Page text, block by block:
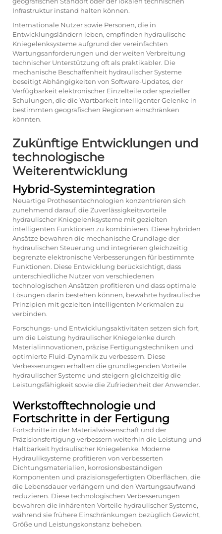
Infrastruktur instand halten können.
Internationale Nutzer sowie Personen, die in
Entwicklungsländern leben, empfinden hydraulische
Kniegelenksysteme aufgrund der vereinfachten
Wartungsanforderungen und der weiten Verbreitung
technischer Unterstützung oft als praktikabler. Die
mechanische Beschaffenheit hydraulischer Systeme
beseitigt Abhängigkeiten von Software-Updates, der
Verfügbarkeit elektronischer Einzelteile oder spezieller
Schulungen, die die Wartbarkeit intelligenter Gelenke in
bestimmten geografischen Regionen einschränken
könnten.
Zukünftige Entwicklungen und
technologische
Weiterentwicklung
Hybrid-Systemintegration
Neuartige Prothesentechnologien konzentrieren sich
zunehmend darauf, die Zuverlässigkeitsvorteile
hydraulischer Kniegelenksysteme mit gezielten
intelligenten Funktionen zu kombinieren. Diese hybriden
Ansätze bewahren die mechanische Grundlage der
hydraulischen Steuerung und integrieren gleichzeitig
begrenzte elektronische Verbesserungen für bestimmte
Funktionen. Diese Entwicklung berücksichtigt, dass
unterschiedliche Nutzer von verschiedenen
technologischen Ansätzen profitieren und dass optimale
Lösungen darin bestehen können, bewährte hydraulische
Prinzipien mit gezielten intelligenten Merkmalen zu
verbinden.
Forschungs- und Entwicklungsaktivitäten setzen sich fort,
um die Leistung hydraulischer Kniegelenke durch
Materialinnovationen, präzise Fertigungstechniken und
optimierte Fluid-Dynamik zu verbessern. Diese
Verbesserungen erhalten die grundlegenden Vorteile
hydraulischer Systeme und steigern gleichzeitig die
Leistungsfähigkeit sowie die Zufriedenheit der Anwender.
Werkstofftechnologie und
Fortschritte in der Fertigung
Fortschritte in der Materialwissenschaft und der
Präzisionsfertigung verbessern weiterhin die Leistung und
Haltbarkeit hydraulischer Kniegelenke. Moderne
Hydrauliksysteme profitieren von verbesserten
Dichtungsmaterialien, korrosionsbeständigen
Komponenten und präzisionsgefertigten Oberflächen, die
die Lebensdauer verlängern und den Wartungsaufwand
reduzieren. Diese technologischen Verbesserungen
bewahren die inhärenten Vorteile hydraulischer Systeme,
während sie frühere Einschränkungen bezüglich Gewicht,
Größe und Leistungskonstanz beheben.